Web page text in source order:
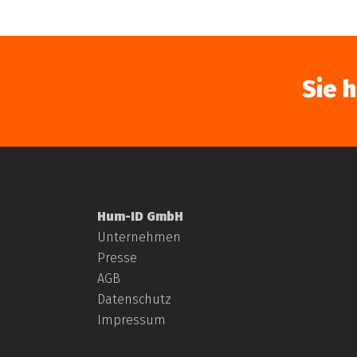
Sie
Hum-ID GmbH
Unternehmen
Presse
AGB
Datenschutz
Impressum